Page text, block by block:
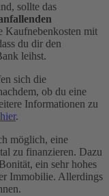
sollte das
Kaufnebenkosten mit
du dir den
leihst.
sich die
ob du eine
Informationen zu
hier.
möglich, eine
zu finanzieren. Dazu
ein sehr hohes
Immobilie. Allerdings